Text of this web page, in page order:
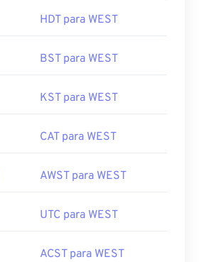
HDT para WEST
BST para WEST
KST para WEST
CAT para WEST
AWST para WEST
UTC para WEST
ACST para WEST